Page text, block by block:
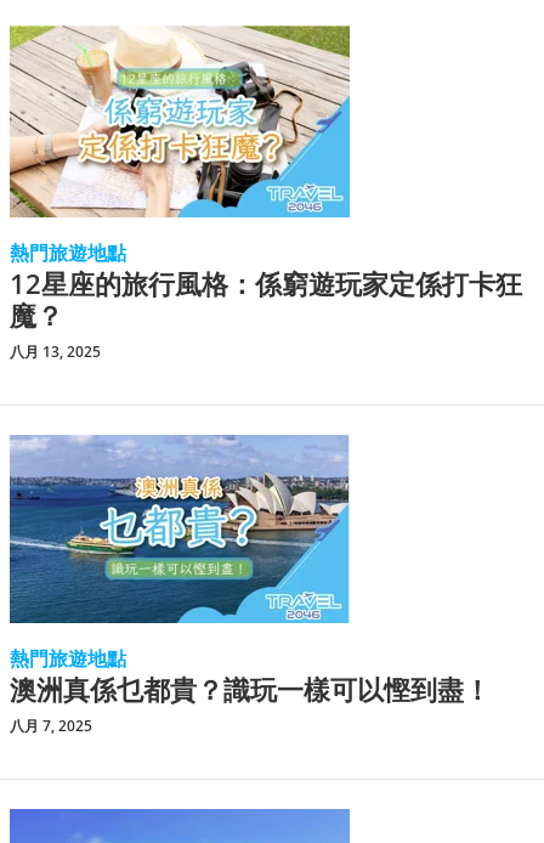
熱門旅遊地點
12星座的旅行風格：係窮遊玩家定係打卡狂
魔？
八月 13, 2025
熱門旅遊地點
澳洲真係乜都貴？識玩一樣可以慳到盡！
八月 7, 2025